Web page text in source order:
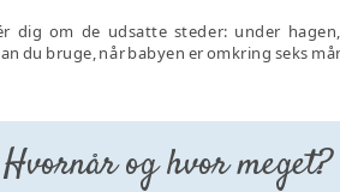
dig om de udsatte steder: under
du bruge, når babyen er omkring seks
Hvornår og hvor meget?